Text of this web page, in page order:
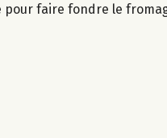
pour faire fondre le